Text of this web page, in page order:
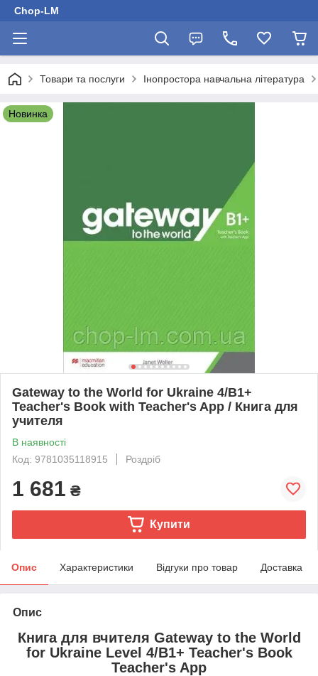
Chop-LM
Товари та послуги Інопростора навчальна література
Новинка
Gateway to the World for Ukraine 4/B1+
Teacher's Book with Teacher's App / Книга для
учителя
В наявності
Код: 9781035118915
Роздріб
1 681 ₴
Купити
Опис Характеристики Відгуки про товар Доставка
Опис
Книга для вчителя Gateway to the World
for Ukraine Level 4/B1+ Teacher's Book
Teacher's App